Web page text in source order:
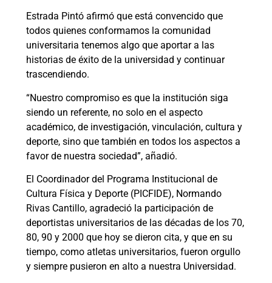
Estrada Pintó afirmó que está convencido que
todos quienes conformamos la comunidad
universitaria tenemos algo que aportar a las
historias de éxito de la universidad y continuar
trascendiendo.
“Nuestro compromiso es que la institución siga
siendo un referente, no solo en el aspecto
académico, de investigación, vinculación, cultura y
deporte, sino que también en todos los aspectos a
favor de nuestra sociedad”, añadió.
El Coordinador del Programa Institucional de
Cultura Física y Deporte (PICFIDE), Normando
Rivas Cantillo, agradeció la participación de
deportistas universitarios de las décadas de los 70,
80, 90 y 2000 que hoy se dieron cita, y que en su
tiempo, como atletas universitarios, fueron orgullo
y siempre pusieron en alto a nuestra Universidad.